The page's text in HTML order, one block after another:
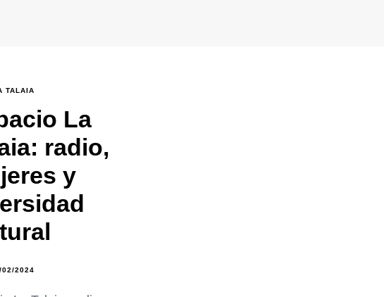
TALAIA
La
radio,
y
02/2024